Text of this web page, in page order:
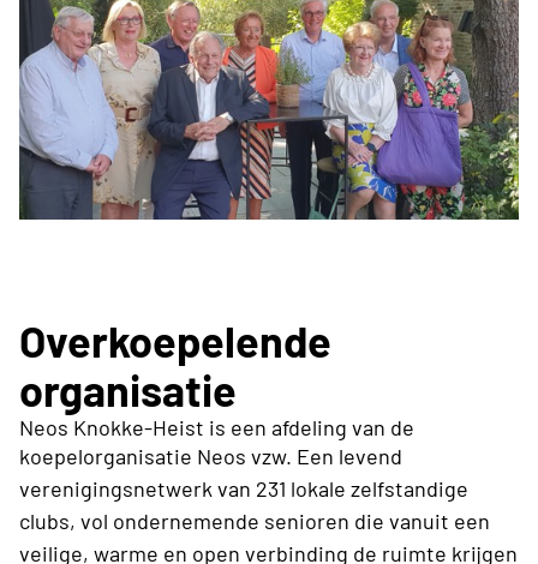
Overkoepelende
organisatie
Neos Knokke-Heist is een afdeling van de
koepelorganisatie Neos vzw. Een levend
verenigingsnetwerk van 231 lokale zelfstandige
clubs, vol ondernemende senioren die vanuit een
veilige, warme en open verbinding de ruimte krijgen